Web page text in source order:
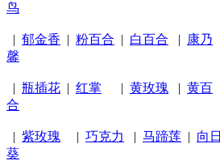
鸟
| 郁金香 | 粉百合 | 白百合 |
康乃
馨
| 瓶插花 | 红掌 | 黄玫瑰 | 黄百
合
| 紫玫瑰 | 巧克力 | 马蹄莲 | 向日
葵